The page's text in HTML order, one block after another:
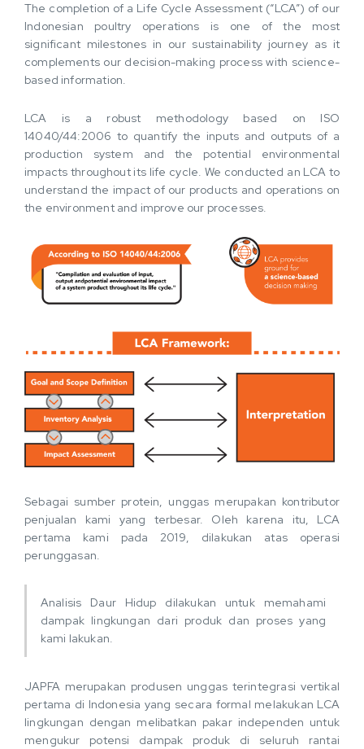
The completion of a Life Cycle Assessment (“LCA”) of our
Indonesian poultry operations is one of the most
significant milestones in our sustainability journey as it
complements our decision-making process with science-
based information.
LCA is a robust methodology based on ISO
14040/44:2006 to quantify the inputs and outputs of a
production system and the potential environmental
impacts throughout its life cycle. We conducted an LCA to
understand the impact of our products and operations on
the environment and improve our processes.
Sebagai sumber protein, unggas merupakan kontributor
penjualan kami yang terbesar. Oleh karena itu, LCA
pertama kami pada 2019, dilakukan atas operasi
perunggasan.
Analisis Daur Hidup dilakukan untuk memahami
dampak lingkungan dari produk dan proses yang
kami lakukan.
JAPFA merupakan produsen unggas terintegrasi vertikal
pertama di Indonesia yang secara formal melakukan LCA
lingkungan dengan melibatkan pakar independen untuk
mengukur potensi dampak produk di seluruh rantai